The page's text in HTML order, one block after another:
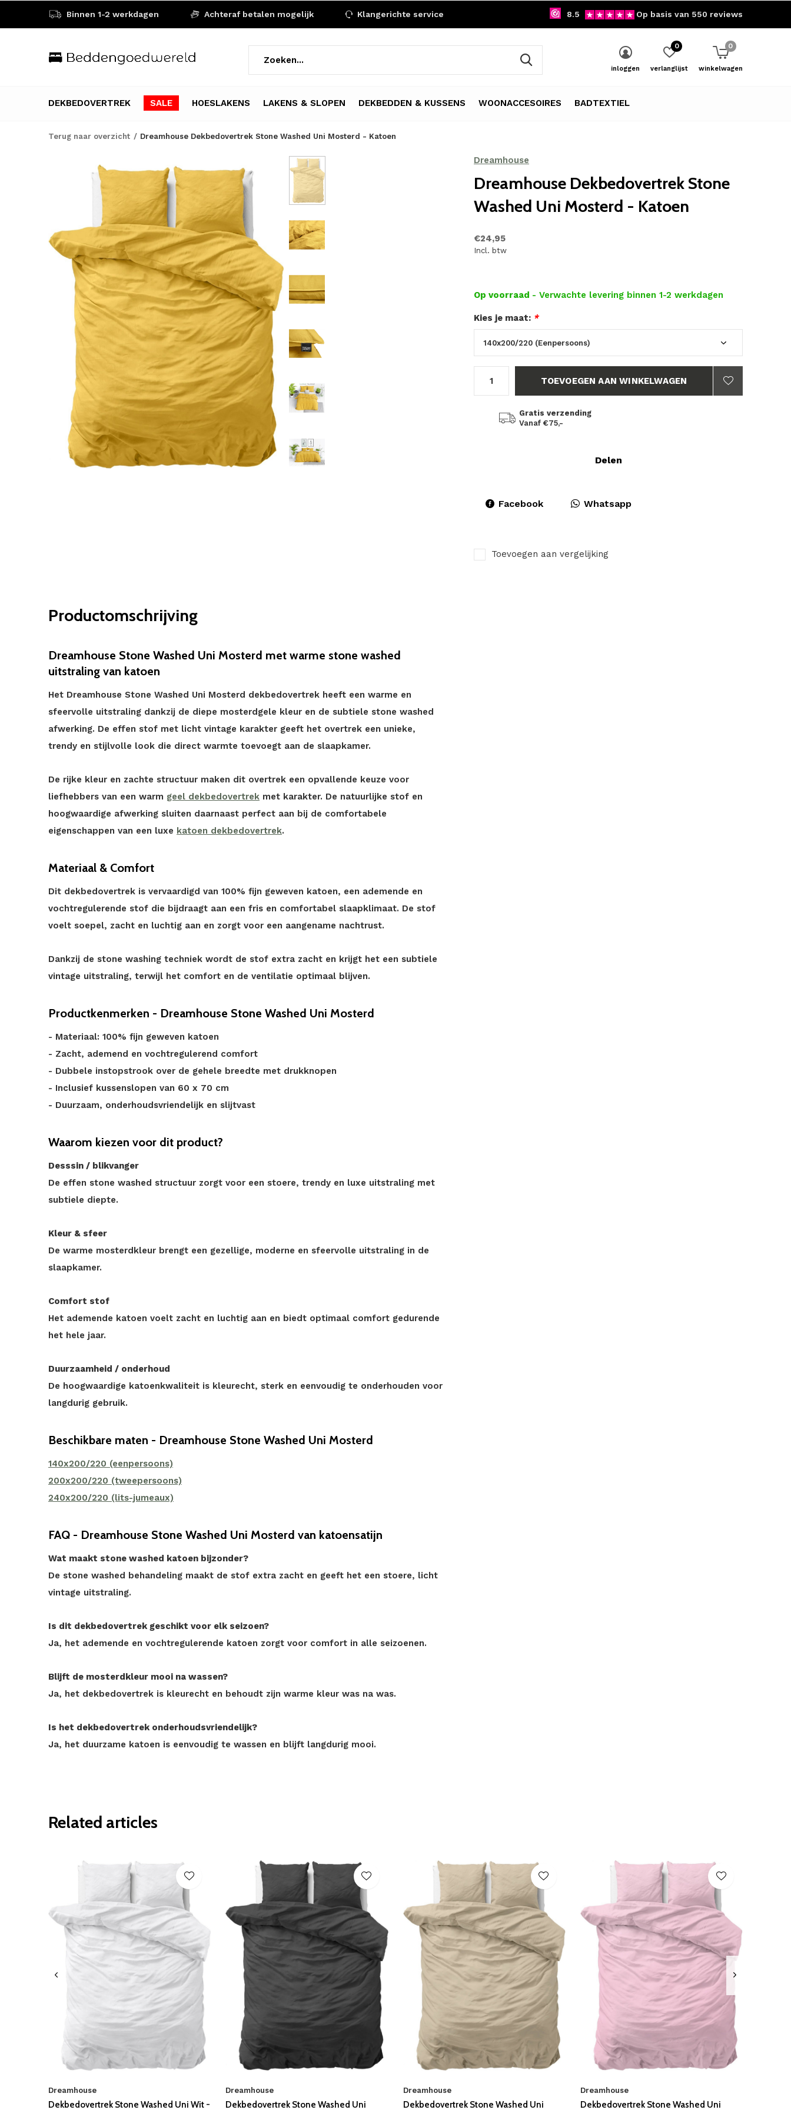
DEKBEDOVERTREK SALE HOESLAKENS LAKENS & SLOPEN DEKBEDDEN & KUSSENS WOONACCESOIRES BADTEXTIEL
inloggen verlanglijst
0
winkelwagen
0
Binnen 1-2 werkdagen Achteraf betalen mogelijk Klangerichte service 8.5 Op basis van 550 reviews
Terug naar overzicht Dreamhouse Dekbedovertrek Stone Washed Uni Mosterd - Katoen
Dreamhouse
Dreamhouse Dekbedovertrek Stone
Washed Uni Mosterd - Katoen
€24,95
Incl. btw
Op voorraad - Verwachte levering binnen 1-2 werkdagen
Kies je maat: *
TOEVOEGEN AAN WINKELWAGEN
Gratis verzending
Vanaf €75,-
Delen
Facebook Whatsapp
Toevoegen aan vergelijking
Productomschrijving
Dreamhouse Stone Washed Uni Mosterd met warme stone washed
uitstraling van katoen
Het Dreamhouse Stone Washed Uni Mosterd dekbedovertrek heeft een warme en
sfeervolle uitstraling dankzij de diepe mosterdgele kleur en de subtiele stone washed
afwerking. De effen stof met licht vintage karakter geeft het overtrek een unieke,
trendy en stijlvolle look die direct warmte toevoegt aan de slaapkamer.
De rijke kleur en zachte structuur maken dit overtrek een opvallende keuze voor
liefhebbers van een warm geel dekbedovertrek met karakter. De natuurlijke stof en
hoogwaardige afwerking sluiten daarnaast perfect aan bij de comfortabele
eigenschappen van een luxe katoen dekbedovertrek.
Materiaal & Comfort
Dit dekbedovertrek is vervaardigd van 100% fijn geweven katoen, een ademende en
vochtregulerende stof die bijdraagt aan een fris en comfortabel slaapklimaat. De stof
voelt soepel, zacht en luchtig aan en zorgt voor een aangename nachtrust.
Dankzij de stone washing techniek wordt de stof extra zacht en krijgt het een subtiele
vintage uitstraling, terwijl het comfort en de ventilatie optimaal blijven.
Productkenmerken - Dreamhouse Stone Washed Uni Mosterd
- Materiaal: 100% fijn geweven katoen
- Zacht, ademend en vochtregulerend comfort
- Dubbele instopstrook over de gehele breedte met drukknopen
- Inclusief kussenslopen van 60 x 70 cm
- Duurzaam, onderhoudsvriendelijk en slijtvast
Waarom kiezen voor dit product?
Desssin / blikvanger
De effen stone washed structuur zorgt voor een stoere, trendy en luxe uitstraling met
subtiele diepte.
Kleur & sfeer
De warme mosterdkleur brengt een gezellige, moderne en sfeervolle uitstraling in de
slaapkamer.
Comfort stof
Het ademende katoen voelt zacht en luchtig aan en biedt optimaal comfort gedurende
het hele jaar.
Duurzaamheid / onderhoud
De hoogwaardige katoenkwaliteit is kleurecht, sterk en eenvoudig te onderhouden voor
langdurig gebruik.
Beschikbare maten - Dreamhouse Stone Washed Uni Mosterd
140x200/220 (eenpersoons)
200x200/220 (tweepersoons)
240x200/220 (lits-jumeaux)
FAQ - Dreamhouse Stone Washed Uni Mosterd van katoensatijn
Wat maakt stone washed katoen bijzonder?
De stone washed behandeling maakt de stof extra zacht en geeft het een stoere, licht
vintage uitstraling.
Is dit dekbedovertrek geschikt voor elk seizoen?
Ja, het ademende en vochtregulerende katoen zorgt voor comfort in alle seizoenen.
Blijft de mosterdkleur mooi na wassen?
Ja, het dekbedovertrek is kleurecht en behoudt zijn warme kleur was na was.
Is het dekbedovertrek onderhoudsvriendelijk?
Ja, het duurzame katoen is eenvoudig te wassen en blijft langdurig mooi.
Related articles
Dreamhouse
Dekbedovertrek Stone Washed Uni Wit -
Dreamhouse
Dekbedovertrek Stone Washed Uni
Dreamhouse
Dekbedovertrek Stone Washed Uni
Dreamhouse
Dekbedovertrek Stone Washed Uni